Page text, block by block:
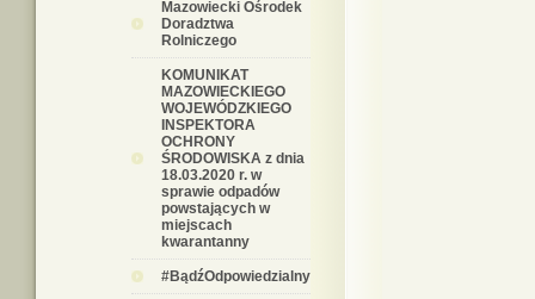
Mazowiecki Ośrodek
Doradztwa
Rolniczego
KOMUNIKAT
MAZOWIECKIEGO
WOJEWÓDZKIEGO
INSPEKTORA
OCHRONY
ŚRODOWISKA z dnia
18.03.2020 r. w
sprawie odpadów
powstających w
miejscach
kwarantanny
#BądźOdpowiedzialny